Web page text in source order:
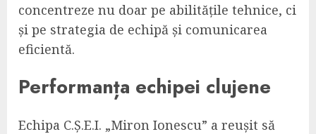
concentreze nu doar pe abilitățile tehnice, ci
și pe strategia de echipă și comunicarea
eficientă.
Performanța echipei clujene
Echipa C.Ș.E.I. „Miron Ionescu” a reușit să